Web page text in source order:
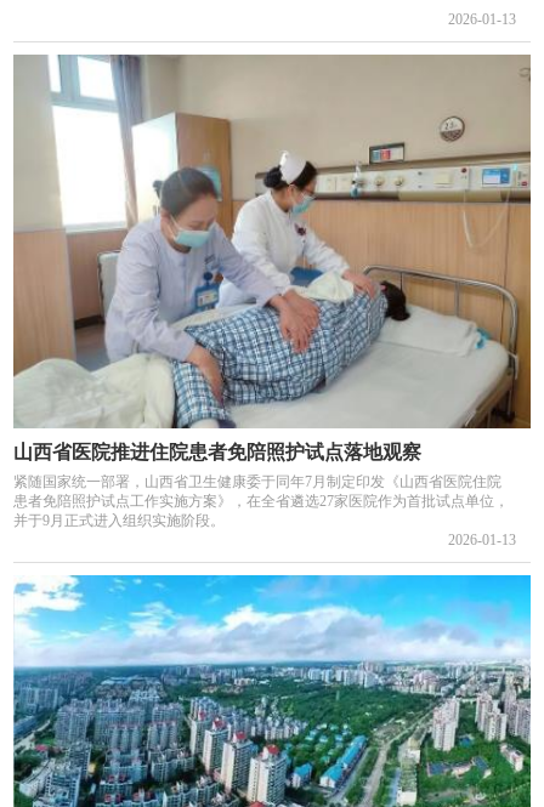
2026-01-13
山西省医院推进住院患者免陪照护试点落地观察
紧随国家统一部署，山西省卫生健康委于同年7月制定印发《山西省医院住院
患者免陪照护试点工作实施方案》，在全省遴选27家医院作为首批试点单位，
并于9月正式进入组织实施阶段。
2026-01-13